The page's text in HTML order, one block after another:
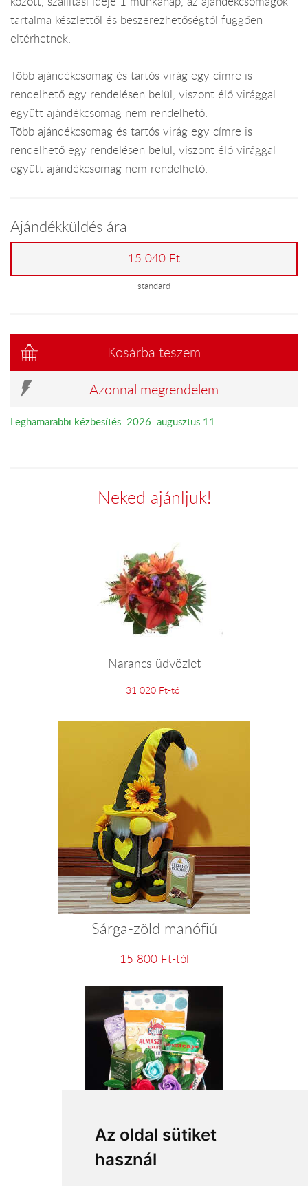
Az oldal sütiket
használ
tartalma készlettől és beszerezhetőségtől függően
eltérhetnek.
Több ajándékcsomag és tartós virág egy címre is
rendelhető egy rendelésen belül, viszont élő virággal
együtt ajándékcsomag nem rendelhető.
Több ajándékcsomag és tartós virág egy címre is
rendelhető egy rendelésen belül, viszont élő virággal
együtt ajándékcsomag nem rendelhető.
Ajándékküldés ára
15 040 Ft
standard
Kosárba teszem
Azonnal megrendelem
Leghamarabbi kézbesítés: 2026. augusztus 11.
Neked ajánljuk!
Narancs üdvözlet
31 020 Ft-tól
Sárga-zöld manófiú
15 800 Ft-tól
VEGA ajándék csomag
14 000 Ft-tól